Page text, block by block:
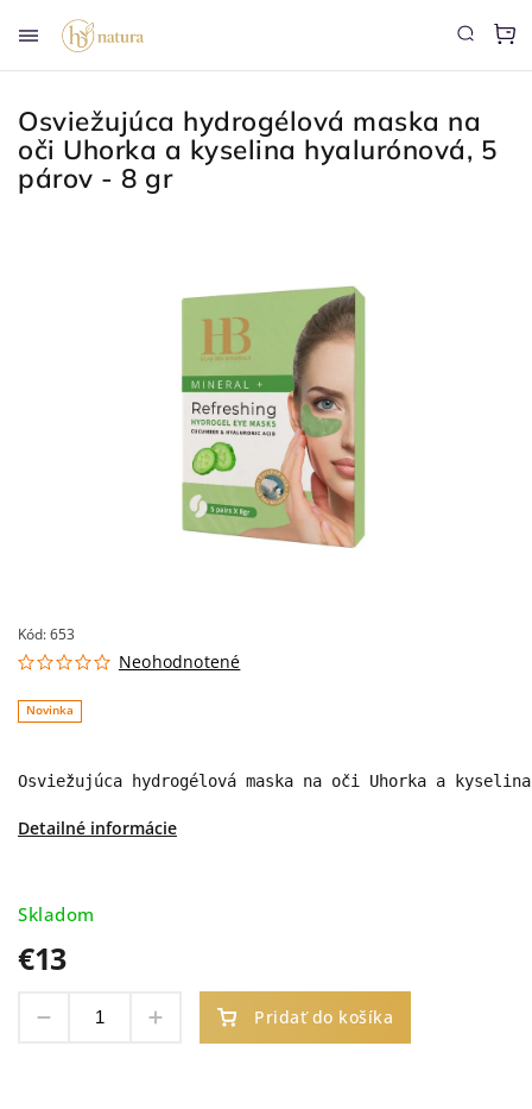
Osviežujúca hydrogélová maska ​​na
oči Uhorka a kyselina hyalurónová, 5
párov - 8 gr
Kód:653
Novinka
Neohodnotené
Osviežujúca hydrogélová maska ​​na oči Uhorka a
Detailné informácie
€13
Skladom
Pridať do košíka